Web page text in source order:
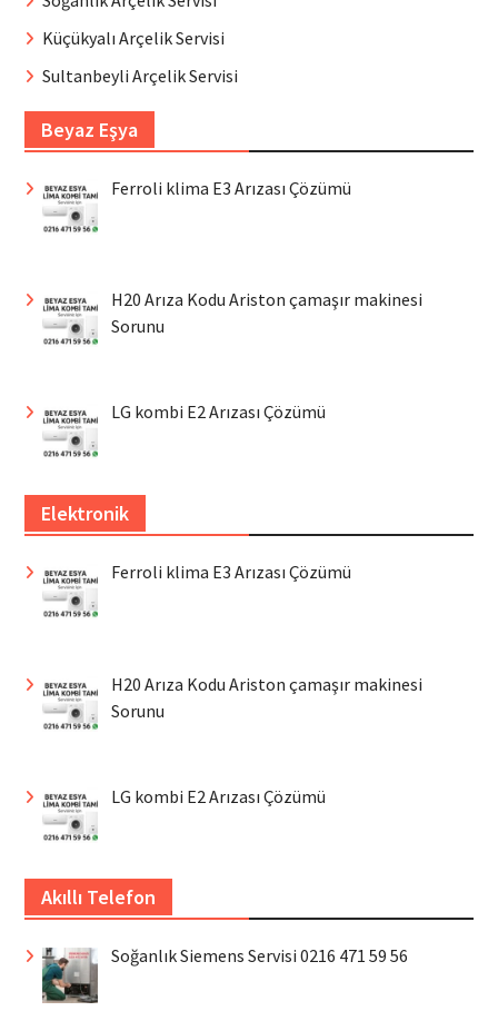
Küçükyalı Arçelik Servisi
Sultanbeyli Arçelik Servisi
Beyaz Eşya
Ferroli klima E3 Arızası Çözümü
H20 Arıza Kodu Ariston çamaşır makinesi
Sorunu
LG kombi E2 Arızası Çözümü
Elektronik
Ferroli klima E3 Arızası Çözümü
H20 Arıza Kodu Ariston çamaşır makinesi
Sorunu
LG kombi E2 Arızası Çözümü
Akıllı Telefon
Soğanlık Siemens Servisi 0216 471 59 56